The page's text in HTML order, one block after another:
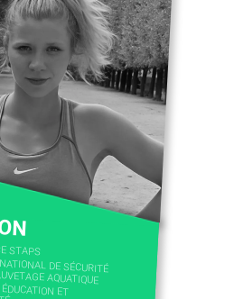
STAPS
DE SÉCURITÉ
AQUATIQUE
ET